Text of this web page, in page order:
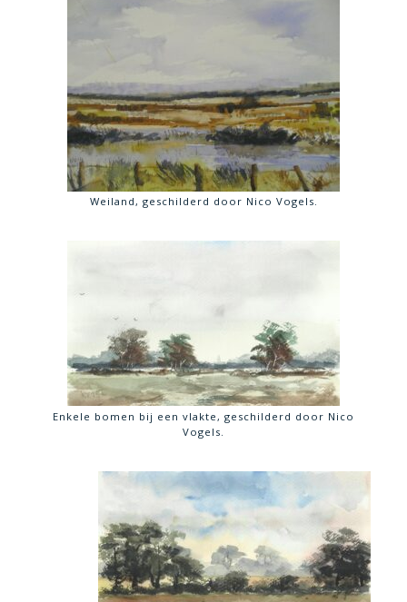
Weiland, geschilderd door Nico Vogels.
Enkele bomen bij een vlakte, geschilderd door Nico
Vogels.